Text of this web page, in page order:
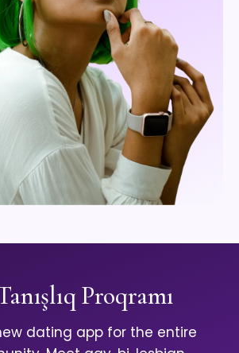
Proqramı
dating app for the entire